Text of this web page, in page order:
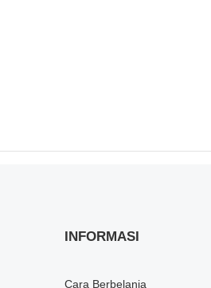
INFORMASI
Cara Berbelanja